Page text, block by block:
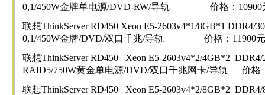
0,1/450W金牌单电源/DVD-RW/导轨 价格：10900
联想ThinkServer RD450 Xeon E5-2603v4*1/8GB*1 DDR4/
0,1/450W金牌/DVD/双口千兆/导轨 价格：11900元
联想ThinkServer RD450 Xeon E5-2603v4*2/4GB*2
RAID5/750W黄金单电源/DVD/双口千兆网卡/导轨 价格
联想ThinkServer RD450 Xeon E5-2603v4*2/8GB*2